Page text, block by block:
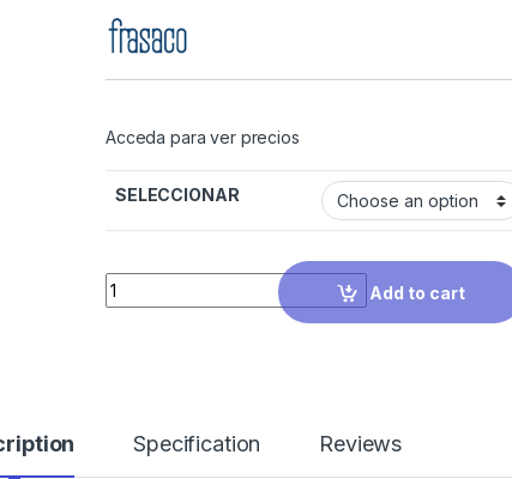
Acceda para ver precios
SELECCIONAR
Quantity
Add to cart
Specification Reviews